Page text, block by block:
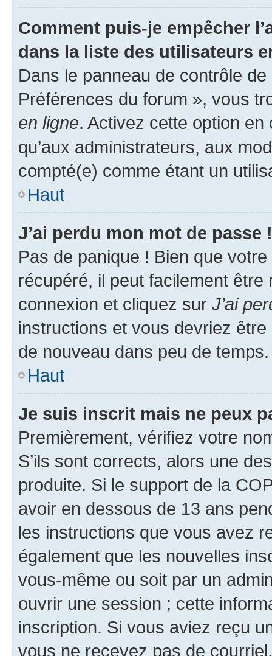
Comment puis-je empêcher
dans la liste des utilisateurs
Dans le panneau de contrôle
Préférences du forum », vous
en ligne. Activez cette option
qu’aux administrateurs, aux
compté(e) comme étant un
Haut
J’ai perdu mon mot de passe !
Pas de panique ! Bien que
récupéré, il peut facilement
connexion et cliquez sur J’ai
instructions et vous devriez
de nouveau dans peu de temps.
Haut
Je suis inscrit mais ne peux
Premièrement, vérifiez votre
S’ils sont corrects, alors une
produite. Si le support de la
avoir en dessous de 13 ans
les instructions que vous avez
également que les nouvelles
vous-même ou soit par un
ouvrir une session ; cette
inscription. Si vous aviez reçu
vous ne recevez pas de